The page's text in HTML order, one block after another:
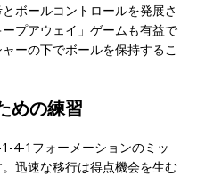
ボールコントロールを発展さ
プアウェイ」ゲームも有益で
ーの下でボールを保持するこ
めの練習
4-1フォーメーションのミッ
迅速な移行は得点機会を生む